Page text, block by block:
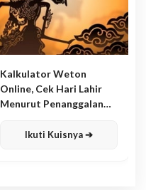
Kalkulator Weton
Online, Cek Hari Lahir
Menurut Penanggalan
Ikuti Kuisnya ➔